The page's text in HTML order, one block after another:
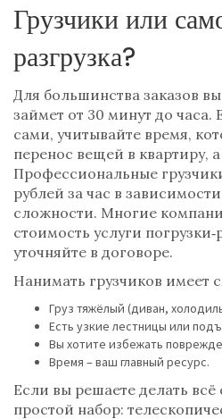
Грузчики или
разгрузка?
Для большинства заказов
займет от 30 минут до часа.
сами, учитывайте время,
перенос вещей в квартиру,
Профессиональные
рублей за час в
сложности. Многие
стоимость услуги
уточняйте в договоре.
Нанимать грузчиков имеет
Груз тяжёлый (диван,
Есть узкие лестницы или
Вы хотите избежать
Время – ваш главный ресурс.
Если вы решаете делать всё
простой набор: